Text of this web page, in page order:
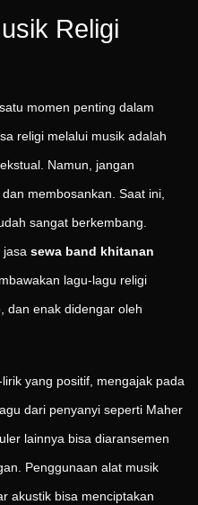
Religi
momen penting dalam
religi melalui musik adalah
Namun, jangan
membosankan. Saat ini,
sangat berkembang.
jasa sewa band khitanan
lagu-lagu religi
dan enak didengar oleh
yang positif, mengajak pada
dari penyanyi seperti Maher
lainnya bisa diaransemen
Penggunaan alat musik
akustik bisa menciptakan